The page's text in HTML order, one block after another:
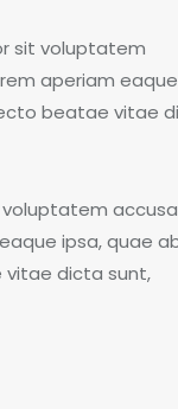
sit voluptatem
aperiam
beatae vitae
ipsa, quae
dicta sunt,